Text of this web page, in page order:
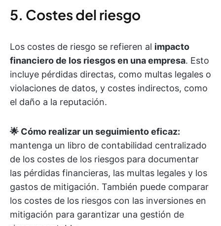
5. Costes del riesgo
Los costes de riesgo se refieren al impacto
financiero de los riesgos en una empresa. Esto
incluye pérdidas directas, como multas legales o
violaciones de datos, y costes indirectos, como
el daño a la reputación.
🌟 Cómo realizar un seguimiento eficaz:
mantenga un libro de contabilidad centralizado
de los costes de los riesgos para documentar
las pérdidas financieras, las multas legales y los
gastos de mitigación. También puede comparar
los costes de los riesgos con las inversiones en
mitigación para garantizar una gestión de